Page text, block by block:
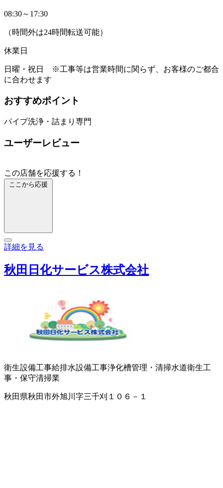
08:30～17:30
（時間外は24時間転送可能）
休業日
日曜・祝日 ※工事等は営業時間に関らず、お客様のご都合
に合わせます
おすすめポイント
パイプ洗浄・詰まり専門
ユーザーレビュー
この店舗を応援する！
ここから応援
詳細を見る
秋田日化サービス株式会社
衛生設備工事給排水設備工事浄化槽管理・清掃水道衛生工
事・保守清掃業
秋田県秋田市外旭川字三千刈１０６－１